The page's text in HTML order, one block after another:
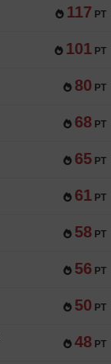
117 PT
101 PT
80 PT
68 PT
65 PT
61 PT
58 PT
56 PT
50 PT
48 PT